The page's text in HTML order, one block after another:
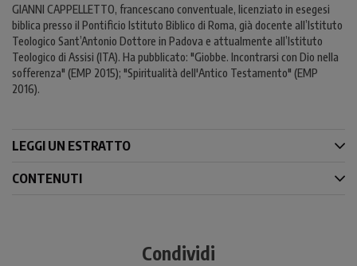
GIANNI CAPPELLETTO, francescano conventuale, licenziato in esegesi
biblica presso il Pontificio Istituto Biblico di Roma, già docente all’Istituto
Teologico Sant’Antonio Dottore in Padova e attualmente all’Istituto
Teologico di Assisi (ITA). Ha pubblicato: "Giobbe. Incontrarsi con Dio nella
sofferenza" (EMP 2015); "Spiritualità dell'Antico Testamento" (EMP
2016).
LEGGI UN ESTRATTO
CONTENUTI
Condividi